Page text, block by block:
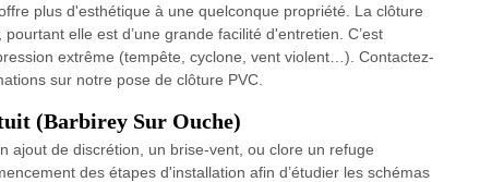
plus d'esthétique à une quelconque propriété. La clôture
elle est d’une grande facilité d'entretien. C’est
extrême (tempête, cyclone, vent violent…). Contactez-
sur notre pose de clôture PVC.
(Barbirey Sur Ouche)
ajout de discrétion, un brise-vent, ou clore un refuge
des étapes d'installation afin d’étudier les schémas